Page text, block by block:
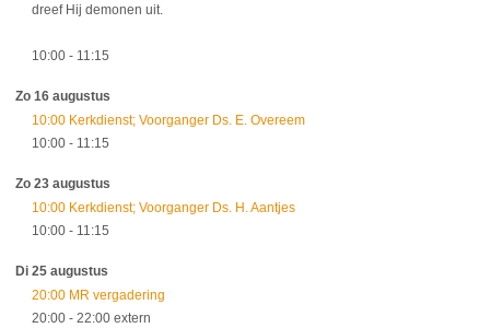
dreef Hij demonen uit.
10:00 - 11:15
Zo 16 augustus
10:00 Kerkdienst; Voorganger Ds. E. Overeem
10:00 - 11:15
Zo 23 augustus
10:00 Kerkdienst; Voorganger Ds. H. Aantjes
10:00 - 11:15
Di 25 augustus
20:00 MR vergadering
20:00 - 22:00 extern